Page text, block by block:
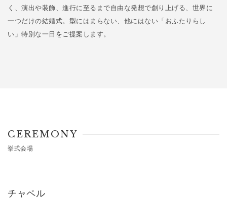
く、演出や装飾、進行に至るまで自由な発想で創り上げる、世界に
一つだけの結婚式。型にはまらない、他にはない「おふたりらし
い」特別な一日をご提案します。
CEREMONY
挙式会場
チャペル